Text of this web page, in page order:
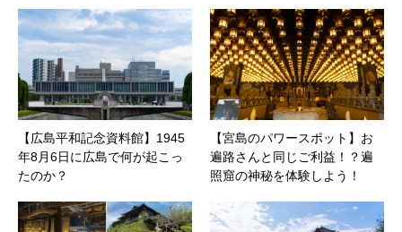
【広島平和記念資料館】1945
年8月6日に広島で何が起こっ
たのか？
【宮島のパワースポット】お
遍路さんと同じご利益！？遍
照窟の神秘を体験しよう！